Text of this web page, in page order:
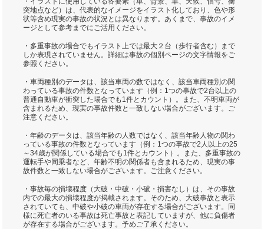
突地点など）は、代表的なイメージをイラスト化しており、色や形
状等含め現実の事故の状況とは異なります。あくまで、事故のイメ
ージとして参考までにご活用ください。
・多重事故の場合でもイラスト上では最大２台（歩行者含む）まで
しか表現されていません。詳細は事故の個別ページの文字情報をご
参照ください。
・車両種別のデータは、該当車両の数ではなく、該当車両種別の関
わっている事故の件数となっています（例：1つの事故で2台以上の
普通自動車が衝突した場合でも1件とカウント）。また、不明車両が
含まれるため、現実の事故件数と一致しない場合がございます。ご
注意ください。
・年齢のデータは、該当年齢の人数ではなく、該当年齢人物の関わ
っている事故の件数となっています（例：1つの事故で2人以上の25
～34歳が関係している場合でも1件とカウント）。また、多重事故の
運転手や同乗者など、年齢不明の関係者も含まれるため、現実の事
故件数と一致しない場合がございます。ご注意ください。
・事故毎の損壊程度（大破・中破・小破・損害なし）は、その事故
内での最大の損壊程度が掲載されます。そのため、大破事故と表示
されていても、中破や小破の車両が存在する場合がございます。同
様に死亡者のいる事故は死亡事故と表記していますが、他に負傷者
が存在する場合がございます。予めご了承ください。